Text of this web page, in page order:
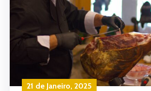
21 de Janeiro, 2025